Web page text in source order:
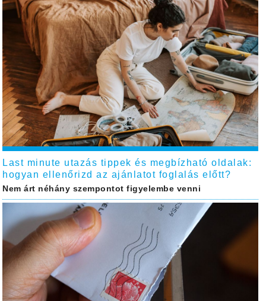
Last minute utazás tippek és megbízható oldalak:
hogyan ellenőrizd az ajánlatot foglalás előtt?
Nem árt néhány szempontot figyelembe venni